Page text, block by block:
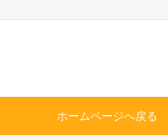
ホームページへ戻る